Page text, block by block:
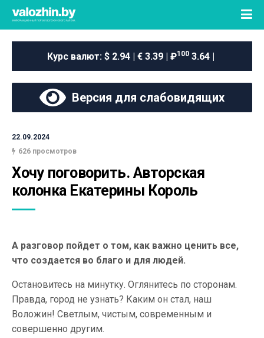
Курс валют: $ 2.94 | € 3.39 | ₽100 3.64 |
Версия для слабовидящих
22.09.2024
626 просмотров
Хочу поговорить. Авторская
колонка Екатерины Король
А разговор пойдет о том, как важно ценить все,
что создается во благо и для людей.
Остановитесь на минутку. Оглянитесь по сторонам.
Правда, город не узнать? Каким он стал, наш
Воложин! Светлым, чистым, современным и
совершенно другим.